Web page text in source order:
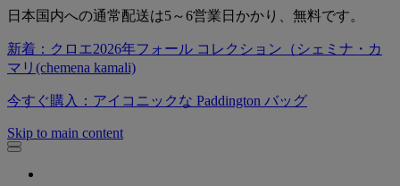
日本国内への通常配送は5～6営業日かかり、無料です。
新着：クロエ2026年フォール コレクション（シェミナ・カ
マリ(chemena kamali)
今すぐ購入：アイコニックな Paddington バッグ
Skip to main content